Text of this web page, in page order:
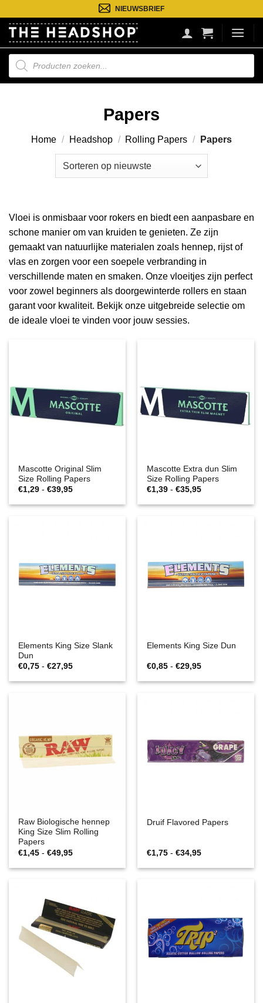
naar
inhoud
NIEUWSBRIEF
Producten
zoeken
Papers
Home / Headshop / Rolling Papers / Papers
Vloei is onmisbaar voor rokers en biedt een aanpasbare en
schone manier om van kruiden te genieten. Ze zijn
gemaakt van natuurlijke materialen zoals hennep, rijst of
vlas en zorgen voor een soepele verbranding in
verschillende maten en smaken. Onze vloeitjes zijn perfect
voor zowel beginners als doorgewinterde rollers en staan
garant voor kwaliteit. Bekijk onze uitgebreide selectie om
de ideale vloei te vinden voor jouw sessies.
Mascotte Original Slim
Size Rolling Papers
€1,29 - €39,95Prijsklasse:
tot
Mascotte Extra dun Slim
Size Rolling Papers
€1,39 - €35,95Prijsklasse:
tot
Elements King Size Slank
Dun
€0,75 - €27,95Prijsklasse:
tot
Elements King Size Dun
€0,85 - €29,95Prijsklasse:
tot
Raw Biologische hennep
King Size Slim Rolling
Papers
€1,45 - €49,95Prijsklasse:
tot
Druif Flavored Papers
€1,75 - €34,95Prijsklasse:
tot